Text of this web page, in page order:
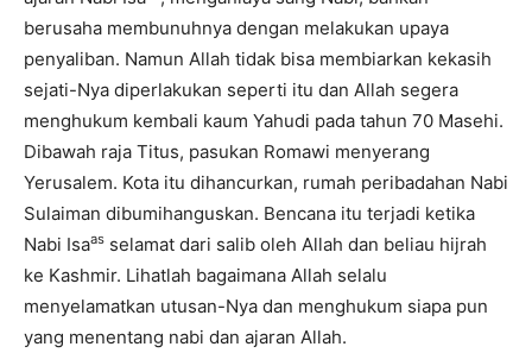
berusaha membunuhnya dengan melakukan upaya
penyaliban. Namun Allah tidak bisa membiarkan kekasih
sejati-Nya diperlakukan seperti itu dan Allah segera
menghukum kembali kaum Yahudi pada tahun 70 Masehi.
Dibawah raja Titus, pasukan Romawi menyerang
Yerusalem. Kota itu dihancurkan, rumah peribadahan Nabi
Sulaiman dibumihanguskan. Bencana itu terjadi ketika
Nabi Isaas selamat dari salib oleh Allah dan beliau hijrah
ke Kashmir. Lihatlah bagaimana Allah selalu
menyelamatkan utusan-Nya dan menghukum siapa pun
yang menentang nabi dan ajaran Allah.